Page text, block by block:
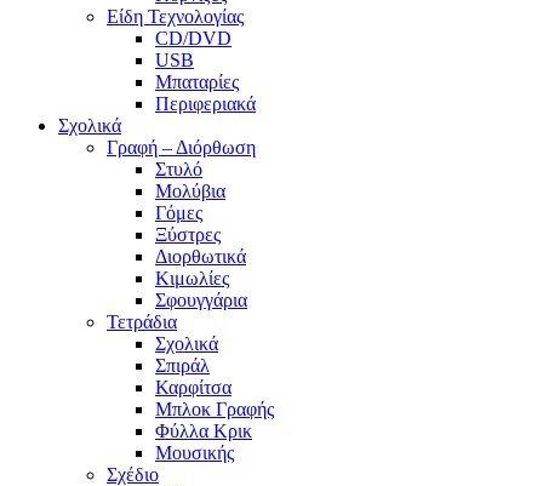
Είδη Τεχνολογίας
CD/DVD
USB
Μπαταρίες
Περιφεριακά
Σχολικά
Γραφή – Διόρθωση
Στυλό
Μολύβια
Γόμες
Ξύστρες
Διορθωτικά
Κιμωλίες
Σφουγγάρια
Τετράδια
Σχολικά
Σπιράλ
Καρφίτσα
Μπλοκ Γραφής
Φύλλα Κρικ
Μουσικής
Σχέδιο